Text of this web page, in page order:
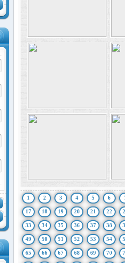
1 2 3 4 5 6
17 18 19 20 21 22
33 34 35 36 37 38
49 50 51 52 53 54
65 66 67 68 69 70